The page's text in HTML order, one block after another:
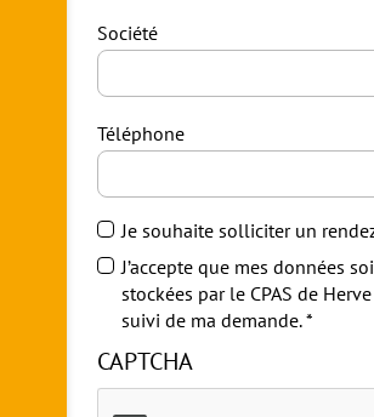
Société
Téléphone
Je souhaite solliciter un
J’accepte que mes données
stockées par le CPAS de
suivi de ma demande.
CAPTCHA